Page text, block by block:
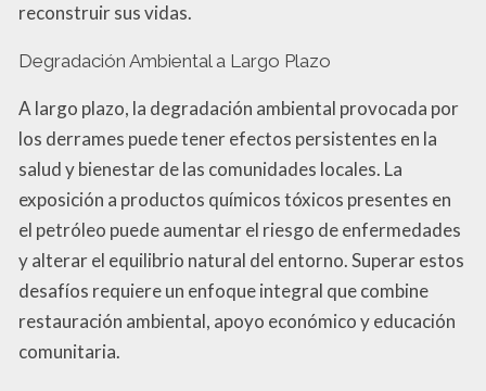
reconstruir sus vidas.
Degradación Ambiental a Largo Plazo
A largo plazo, la degradación ambiental provocada por
los derrames puede tener efectos persistentes en la
salud y bienestar de las comunidades locales. La
exposición a productos químicos tóxicos presentes en
el petróleo puede aumentar el riesgo de enfermedades
y alterar el equilibrio natural del entorno. Superar estos
desafíos requiere un enfoque integral que combine
restauración ambiental, apoyo económico y educación
comunitaria.